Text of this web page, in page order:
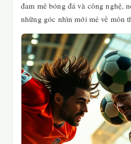
đam mê bóng đá và công nghệ,
những góc nhìn mới mẻ về môn